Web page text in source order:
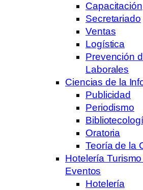
Capacitación
Secretariado
Ventas
Logística
Prevención
Laborales
Ciencias de la
Publicidad
Periodismo
Oratoria
Teoría de la
Hotelería
Eventos
Hotelería